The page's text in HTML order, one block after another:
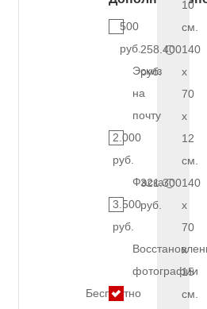
500
руб.
Эскиз
на
почту
2.000
руб.
Фаска
3.500
руб.
фотографии
Бесплатно
10
см.
258.400
руб.
140
x
70
x
12
см.
321.300
руб.
140
x
70
x
15
см.